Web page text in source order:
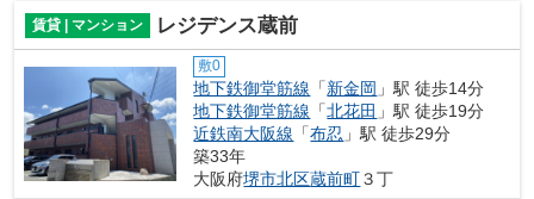
賃貸 | マンション レジデンス蔵前
敷0
地下鉄御堂筋線 「新金岡 」駅 徒歩14分
地下鉄御堂筋線 「北花田 」駅 徒歩19分
近鉄南大阪線 「布忍 」駅 徒歩29分
築33年
大阪府堺市北区蔵前町３丁